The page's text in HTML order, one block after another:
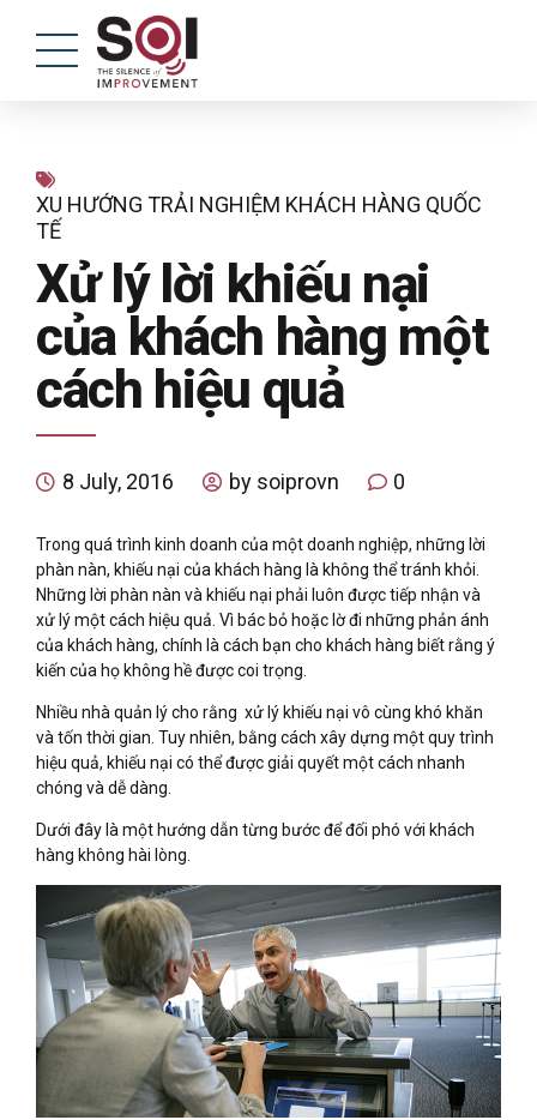
XU HƯỚNG TRẢI NGHIỆM KHÁCH HÀNG QUỐC
TẾ
Xử lý lời khiếu nại
của khách hàng một
cách hiệu quả
8 July, 2016 by soiprovn 0
Trong quá trình kinh doanh của một doanh nghiệp, những lời
phàn nàn, khiếu nại của khách hàng là không thể tránh khỏi.
Những lời phàn nàn và khiếu nại phải luôn được tiếp nhận và
xử lý một cách hiệu quả. Vì bác bỏ hoặc lờ đi những phản ánh
của khách hàng, chính là cách bạn cho khách hàng biết rằng ý
kiến của họ không hề được coi trọng.
Nhiều nhà quản lý cho rằng xử lý khiếu nại vô cùng khó khăn
và tốn thời gian. Tuy nhiên, bằng cách xây dựng một quy trình
hiệu quả, khiếu nại có thể được giải quyết một cách nhanh
chóng và dễ dàng.
Dưới đây là một hướng dẫn từng bước để đối phó với khách
hàng không hài lòng.